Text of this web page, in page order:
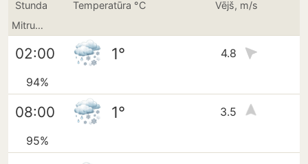
Stunda Temperatūra °C
Vējš, m/s
Mitrums
02:00 1° 4.8
94%
08:00 1° 3.5
95%